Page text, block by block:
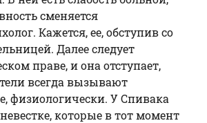
сменяется
Кажется, ее, обступив со
Далее следует
праве, и она отступает,
всегда вызывают
физиологически. У Спивака
которые в тот момент